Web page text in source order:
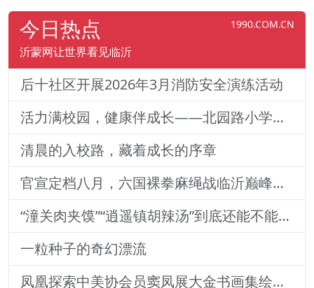
今日热点 1990.COM.CN
沂蒙网让世界看见临沂
后十社区开展2026年3月消防安全演练活动
活力满校园，健康伴成长——北园路小学一二年级体质训练纪实
清晨的入校路，藏着成长的序章
官宣定档八月，六国裸拳麻绳战临沂巅峰对决！2026铁拳武风·红韵临沂国际巅峰搏击赛新闻发布会举行
“潼关肉夹馍”“逍遥镇胡辣汤”到底还能不能用？官方回
一粒种子的奇幻漂流
凤凰探索中美协会员窦凤展大金书画集绘就艺术传奇